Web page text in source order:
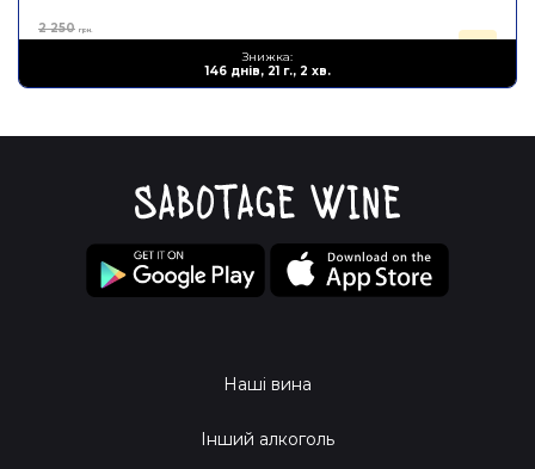
Знижка:
146 днів, 21 г., 2 хв.
2 250 грн.
Наші вина
Інший алкоголь